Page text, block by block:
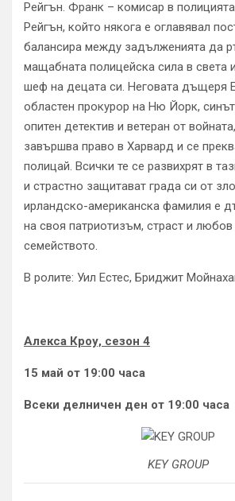
Рейгън. Франк – комисар в
Рейгън, който някога е оглавявал
балансира между задълженията да
мащабната полицейска сила в света
шеф на децата си. Неговата дъщеря
областен прокурор на Ню Йорк,
опитен детектив и ветеран от
завършва право в Харвард и се
полицай. Всички те се развихрят в
и страстно защитават града си от
ирландско-американска фамилия е
на своя патриотизъм, страст и
семейството.
В ролите: Уил Естес, Бриджит
Алексa Кроу, сезон 4
15 май от 19:00 часа
Всеки делничен ден от 19:00 часа
KEY GROUP